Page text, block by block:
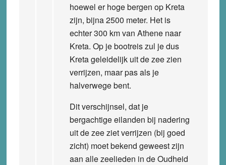
hoewel er hoge bergen op Kreta
zijn, bijna 2500 meter. Het is
echter 300 km van Athene naar
Kreta. Op je bootreis zul je dus
Kreta geleidelijk uit de zee zien
verrijzen, maar pas als je
halverwege bent.
Dit verschijnsel, dat je
bergachtige eilanden bij nadering
uit de zee ziet verrijzen (bij goed
zicht) moet bekend geweest zijn
aan alle zeelieden in de Oudheid